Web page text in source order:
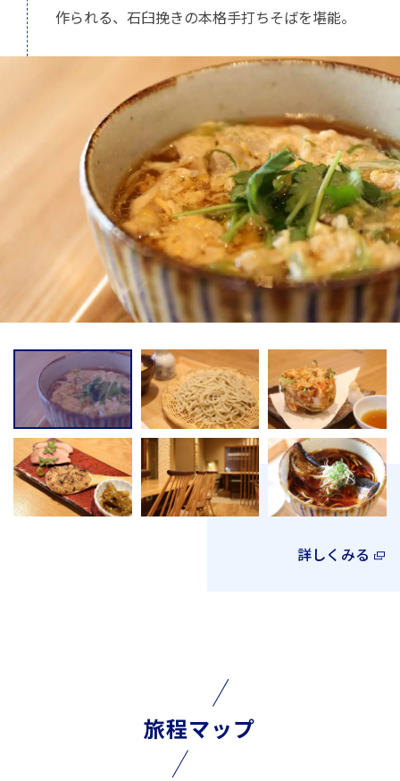
作られる、石臼挽きの本格手打ちそばを堪能。
詳しくみる
旅程マップ